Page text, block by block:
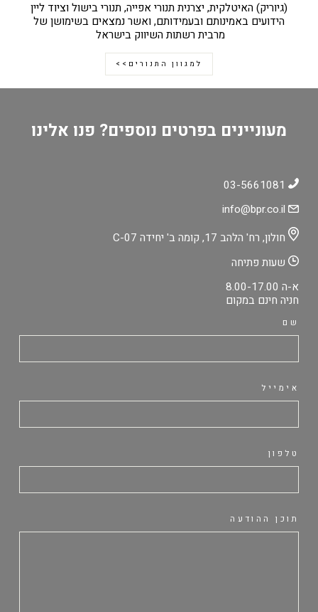
(גיוריק) האיטלקית, יצרנית תנורי אפייה, תנורי בישול וציוד ליין
הידועים באמינותם ובעמידותם, ואשר נמצאים בשימושן של
מרבית רשתות השיווק בישראל
למגוון התנורים>>
מעוניינים בפרטים נוספים? פנו אלינו
חולון, רח' הלהב 17, קומה ב' יחידה C-07
שעות פתיחה
א-ה 8.00-17.00
חניה חינם במקום
שם
אימייל
טלפון
תוכן ההודעה